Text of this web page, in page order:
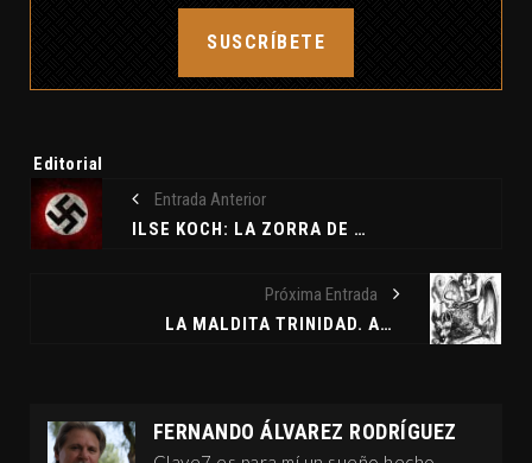
SUSCRÍBETE
Etiquetas:
Editorial
Entrada Anterior
ILSE KOCH: LA ZORRA DE BUCHENWALD.
Próxima Entrada
LA MALDITA TRINIDAD. ASTAROTH.
FERNANDO ÁLVAREZ RODRÍGUEZ